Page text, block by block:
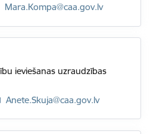
E-pasts:
Mara.Kompa@caa.gov.lv
ieviešanas uzraudzības
E-pasts:
Anete.Skuja@caa.gov.lv